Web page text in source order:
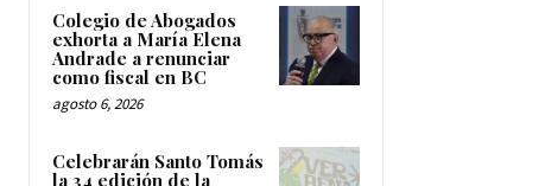
Colegio de Abogados
exhorta a María Elena
Andrade a renunciar
como fiscal en BC
agosto 6, 2026
Celebrarán Santo Tomás
la 34 edición de la